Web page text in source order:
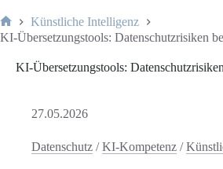
Start
Künstliche Intelligenz
KI-Übersetzungstools: Datenschutzrisiken
KI-Übersetzungstools:
27.05.2026
Datenschutz /KI-Kompetenz /